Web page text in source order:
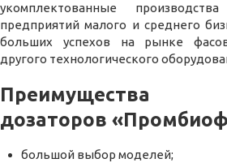
укомплектованные
предприятий малого и среднего
больших успехов на рынке
другого технологического
Преимущества
дозаторов
большой выбор моделей;